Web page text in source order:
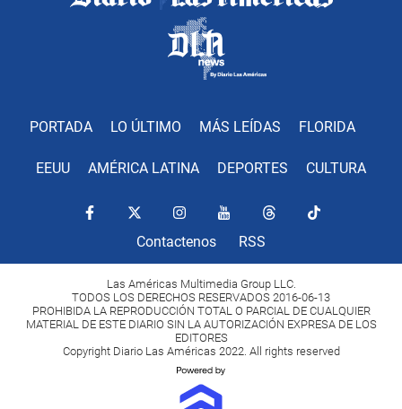
PORTADA LO ÚLTIMO MÁS LEÍDAS FLORIDA
EEUU AMÉRICA LATINA DEPORTES CULTURA
Contactenos RSS
Las Américas Multimedia Group LLC.
TODOS LOS DERECHOS RESERVADOS 2016-06-13
PROHIBIDA LA REPRODUCCIÓN TOTAL O PARCIAL DE CUALQUIER
MATERIAL DE ESTE DIARIO SIN LA AUTORIZACIÓN EXPRESA DE LOS
EDITORES
Copyright Diario Las Américas 2022. All rights reserved